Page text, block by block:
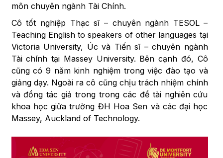
môn chuyên ngành Tài Chính.
Cô tốt nghiệp Thạc sĩ – chuyên ngành TESOL –
Teaching English to speakers of other languages tại
Victoria University, Úc và Tiến sĩ – chuyên ngành
Tài chính tại Massey University. Bên cạnh đó, Cô
cũng có 9 năm kinh nghiệm trong việc đào tạo và
giảng dạy. Ngoài ra cô cũng chịu trách nhiệm chính
và đồng tác giả trong trong các đề tài nghiên cứu
khoa học giữa trường ĐH Hoa Sen và các đại học
Massey, Auckland of Technology.